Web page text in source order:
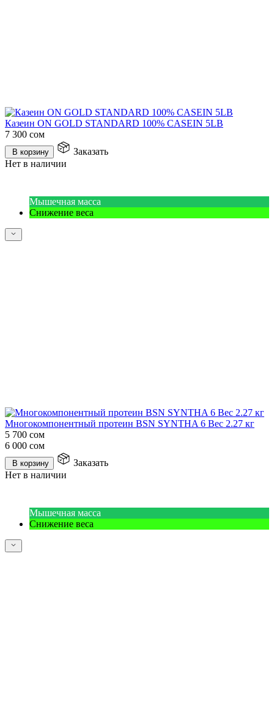
Казеин ON GOLD STANDARD 100% CASEIN 5LB
7 300 сом
В корзину
Заказать
Нет в наличии
Мышечная масса
Снижение веса
Многокомпонентный протеин BSN SYNTHA 6 Вес 2.27 кг
5 700 сом
6 000 сом
В корзину
Заказать
Нет в наличии
Мышечная масса
Снижение веса